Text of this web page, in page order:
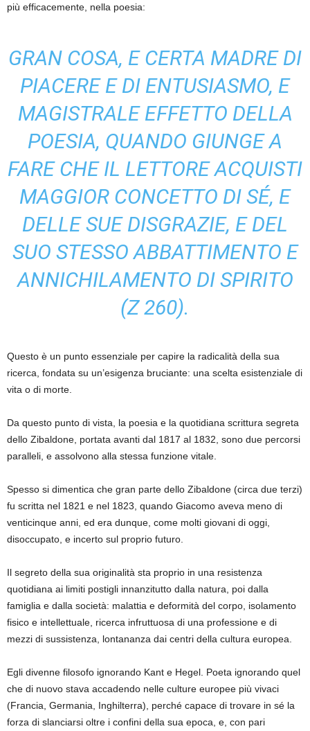
più efficacemente, nella poesia:
GRAN COSA, E CERTA MADRE DI
PIACERE E DI ENTUSIASMO, E
MAGISTRALE EFFETTO DELLA
POESIA, QUANDO GIUNGE A
FARE CHE IL LETTORE ACQUISTI
MAGGIOR CONCETTO DI SÉ, E
DELLE SUE DISGRAZIE, E DEL
SUO STESSO ABBATTIMENTO E
ANNICHILAMENTO DI SPIRITO
(Z 260).
Questo è un punto essenziale per capire la radicalità della sua
ricerca, fondata su un’esigenza bruciante: una scelta esistenziale di
vita o di morte.
Da questo punto di vista, la poesia e la quotidiana scrittura segreta
dello Zibaldone, portata avanti dal 1817 al 1832, sono due percorsi
paralleli, e assolvono alla stessa funzione vitale.
Spesso si dimentica che gran parte dello Zibaldone (circa due terzi)
fu scritta nel 1821 e nel 1823, quando Giacomo aveva meno di
venticinque anni, ed era dunque, come molti giovani di oggi,
disoccupato, e incerto sul proprio futuro.
Il segreto della sua originalità sta proprio in una resistenza
quotidiana ai limiti postigli innanzitutto dalla natura, poi dalla
famiglia e dalla società: malattia e deformità del corpo, isolamento
fisico e intellettuale, ricerca infruttuosa di una professione e di
mezzi di sussistenza, lontananza dai centri della cultura europea.
Egli divenne filosofo ignorando Kant e Hegel. Poeta ignorando quel
che di nuovo stava accadendo nelle culture europee più vivaci
(Francia, Germania, Inghilterra), perché capace di trovare in sé la
forza di slanciarsi oltre i confini della sua epoca, e, con pari